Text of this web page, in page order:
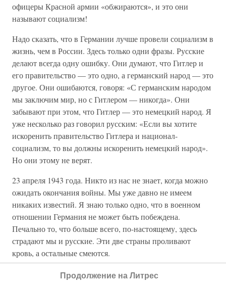
офицеры Красной армии «обжираются», и это они
называют социализм!
Надо сказать, что в Германии лучше провели социализм в
жизнь, чем в России. Здесь только одни фразы. Русские
делают всегда одну ошибку. Они думают, что Гитлер и
его правительство — это одно, а германский народ — это
другое. Они ошибаются, говоря: «С германским народом
мы заключим мир, но с Гитлером — никогда». Они
забывают при этом, что Гитлер — это немецкий народ. Я
уже несколько раз говорил русским: «Если вы хотите
искоренить правительство Гитлера и национал-
социализм, то вы должны искоренить немецкий народ».
Но они этому не верят.
23 апреля 1943 года. Никто из нас не знает, когда можно
ожидать окончания войны. Мы уже давно не имеем
никаких известий. Я знаю только одно, что в военном
отношении Германия не может быть побеждена.
Печально то, что больше всего, по-настоящему, здесь
страдают мы и русские. Эти две страны проливают
кровь, а остальные смеются.
Свержение правительства Гитлера — это все болтовня и
Продолжение на Литрес